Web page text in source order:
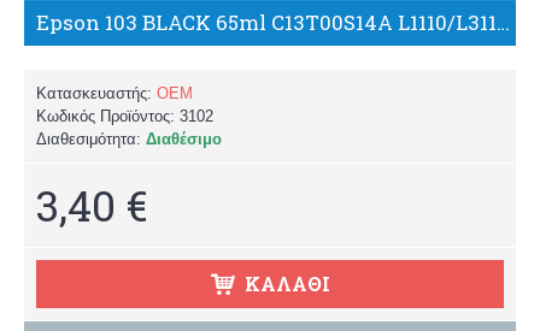
Epson 103 BLACK 65ml C13T00S14A L1110/L3110/L3111/L3150/L3151/L5190 ΣΥΜΒΑΤΟ ΜΕΛΑΝΙ/PK
Κατασκευαστής: OEM
Κωδικός Προϊόντος: 3102
Διαθεσιμότητα: Διαθέσιμο
3,40 €
ΚΑΛΆΘΙ